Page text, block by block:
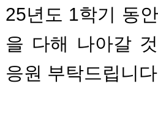
25년도 1학기 동
을 다해 나아갈
응원 부탁드립니